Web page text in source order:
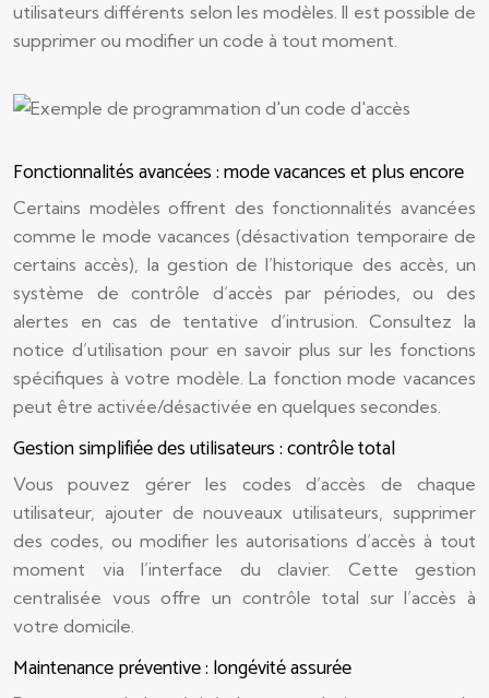
utilisateurs différents selon les modèles. Il est possible de
supprimer ou modifier un code à tout moment.
Fonctionnalités avancées : mode vacances et plus encore
Certains modèles offrent des fonctionnalités avancées
comme le mode vacances (désactivation temporaire de
certains accès), la gestion de l’historique des accès, un
système de contrôle d’accès par périodes, ou des
alertes en cas de tentative d’intrusion. Consultez la
notice d’utilisation pour en savoir plus sur les fonctions
spécifiques à votre modèle. La fonction mode vacances
peut être activée/désactivée en quelques secondes.
Gestion simplifiée des utilisateurs : contrôle total
Vous pouvez gérer les codes d’accès de chaque
utilisateur, ajouter de nouveaux utilisateurs, supprimer
des codes, ou modifier les autorisations d’accès à tout
moment via l’interface du clavier. Cette gestion
centralisée vous offre un contrôle total sur l’accès à
votre domicile.
Maintenance préventive : longévité assurée